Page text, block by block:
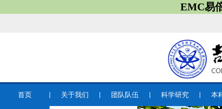
EMC易
首页 关于我们 团队队伍 科学研究 本